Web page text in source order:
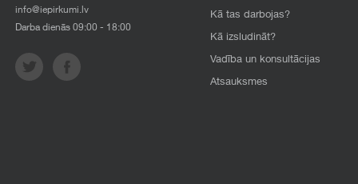
info@iepirkumi.lv
Darba dienās 09:00 - 18:00
Kā tas darbojas?
Kā izsludināt?
Vadība un konsultācijas
Atsauksmes